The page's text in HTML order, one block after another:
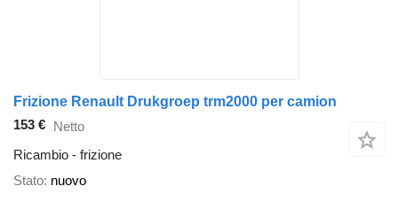
Frizione Renault Drukgroep trm2000 per camion
153 € Netto
Ricambio - frizione
Stato nuovo